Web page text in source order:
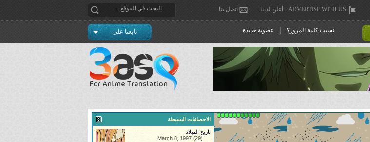
ADVERTISE WITH US - أعلن لدينا اتصل بنا
نسيت كلمة المرور؟ عضوية جديدة تابعنا على
الاحصائيات البسيطة
تاريخ الميلاد
March 8, 1997 (29)